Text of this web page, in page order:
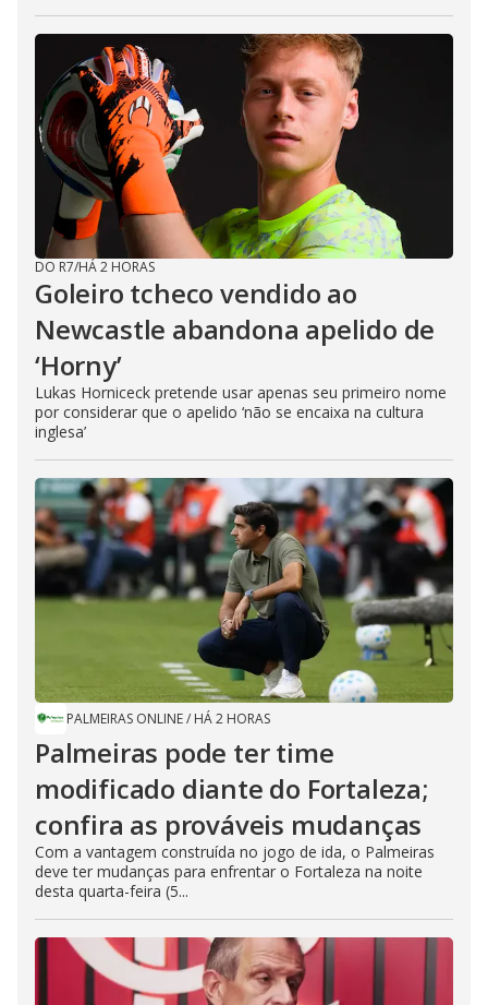
DO R7/HÁ 2 HORAS
Goleiro tcheco vendido ao
Newcastle abandona apelido de
‘Horny’
Lukas Horniceck pretende usar apenas seu primeiro nome
por considerar que o apelido ‘não se encaixa na cultura
inglesa’
PALMEIRAS ONLINE/ HÁ 2 HORAS
Palmeiras pode ter time
modificado diante do Fortaleza;
confira as prováveis mudanças
Com a vantagem construída no jogo de ida, o Palmeiras
deve ter mudanças para enfrentar o Fortaleza na noite
desta quarta-feira (5...